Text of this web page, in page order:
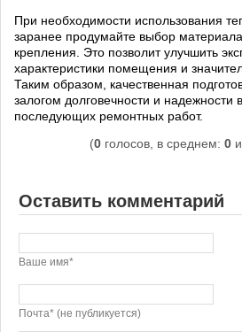
При необходимости использования
заранее продумайте выбор
крепления. Это позволит улучшить
характеристики помещения и
Таким образом, качественная
залогом долговечности и надежности
последующих ремонтных работ.
(0 голосов, в среднем: 0
Оставить комментарий
Ваше имя*
Почта* (не публикуется)